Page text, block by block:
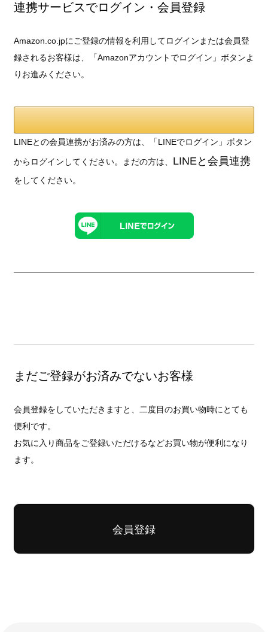
連携サービスでログイン・会員登録
Amazon.co.jpにご登録の情報を利用してログインまたは会員登
録されるお客様は、「Amazonアカウントでログイン」ボタンよ
りお進みください。
LINEとの会員連携がお済みの方は、「LINEでログイン」ボタン
からログインしてください。まだの方は、 LINEと会員連携
をしてください。
まだご登録がお済みでないお客様
会員登録をしていただきますと、二度目のお買い物時にとても
便利です。
お気に入り商品をご登録いただけるなどお買い物が便利になり
ます。
会員登録